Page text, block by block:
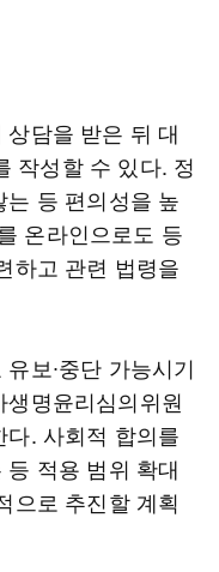
담을 받은 뒤 대
작성할 수 있다. 정
등 편의성을 높
온라인으로도 등
하고 관련 법령을
보∙중단 가능시기
명윤리심의위원
. 사회적 합의를
적용 범위 확대
으로 추진할 계획